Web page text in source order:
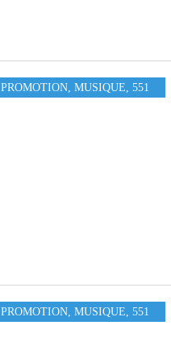
PROMOTION, MUSIQUE, 551
PROMOTION, MUSIQUE, 551